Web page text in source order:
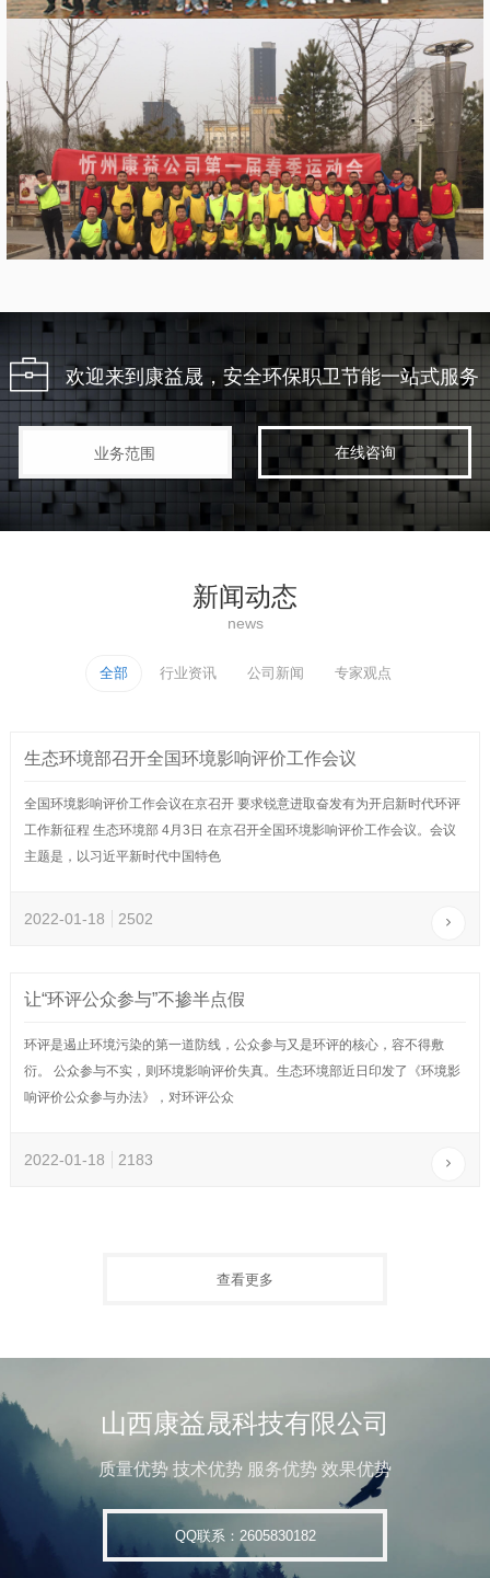
欢迎来到康益晟，安全环保职卫节能一站式服务
业务范围 在线咨询
新闻动态
news
全部 行业资讯 公司新闻 专家观点
生态环境部召开全国环境影响评价工作会议
全国环境影响评价工作会议在京召开 要求锐意进取奋发有为开启新时代环评
工作新征程 生态环境部 4月3日 在京召开全国环境影响评价工作会议。会议
主题是，以习近平新时代中国特色
2022-01-18 2502
让“环评公众参与”不掺半点假
环评是遏止环境污染的第一道防线，公众参与又是环评的核心，容不得敷
衍。 公众参与不实，则环境影响评价失真。生态环境部近日印发了《环境影
响评价公众参与办法》，对环评公众
2022-01-18 2183
查看更多
山西康益晟科技有限公司
质量优势 技术优势 服务优势 效果优势
QQ联系：2605830182